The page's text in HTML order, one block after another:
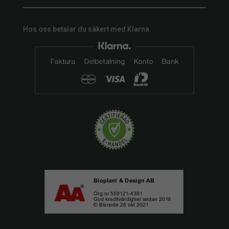
Hos oss betalar du säkert med Klarna.